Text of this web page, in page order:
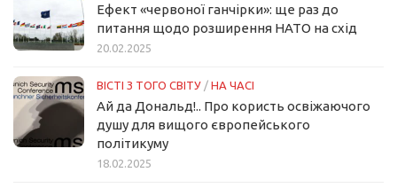
Ефект «червоної ганчірки»: ще раз до
питання щодо розширення НАТО на схід
20.02.2025
ВІСТІ З ТОГО СВІТУ / НА ЧАСІ
Ай да Дональд!.. Про користь освіжаючого
душу для вищого європейського
політикуму
18.02.2025